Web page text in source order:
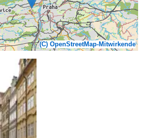
(C) OpenStreetMap-Mitwirkende